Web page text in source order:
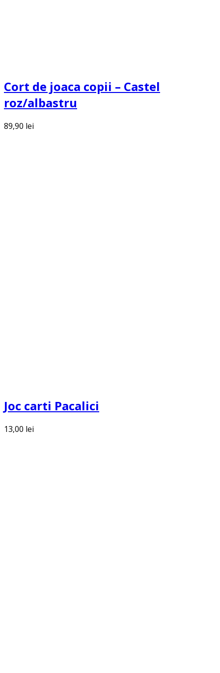
Cort de joaca copii – Castel
roz/albastru
89,90 lei
Joc carti Pacalici
13,00 lei